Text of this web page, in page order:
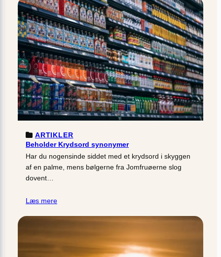
ARTIKLER
Beholder Krydsord synonymer
Har du nogensinde siddet med et krydsord i skyggen
af en palme, mens bølgerne fra Jomfruøerne slog
dovent…
Læs mere